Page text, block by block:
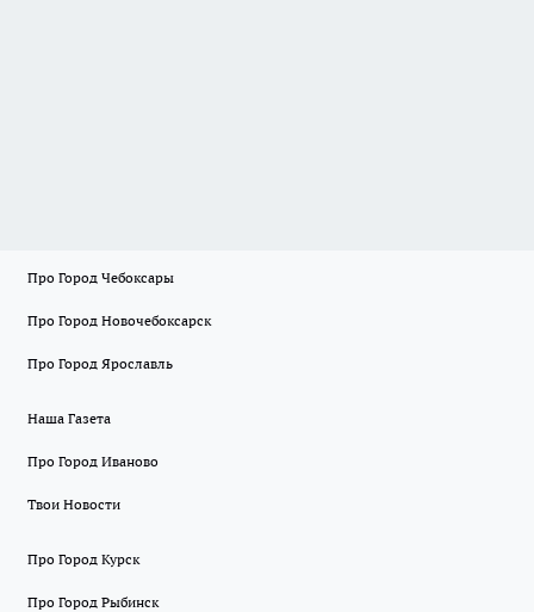
Про Город Чебоксары
Про Город Новочебоксарск
Про Город Ярославль
Наша Газета
Про Город Иваново
Твои Новости
Про Город Курск
Про Город Рыбинск